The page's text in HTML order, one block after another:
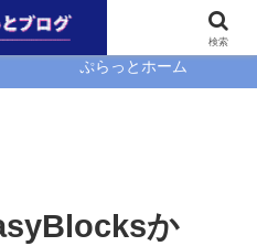
ぷらっとホーム
か
検索